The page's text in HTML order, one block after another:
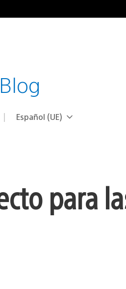
Selecciona
Región
Español (UE)
para